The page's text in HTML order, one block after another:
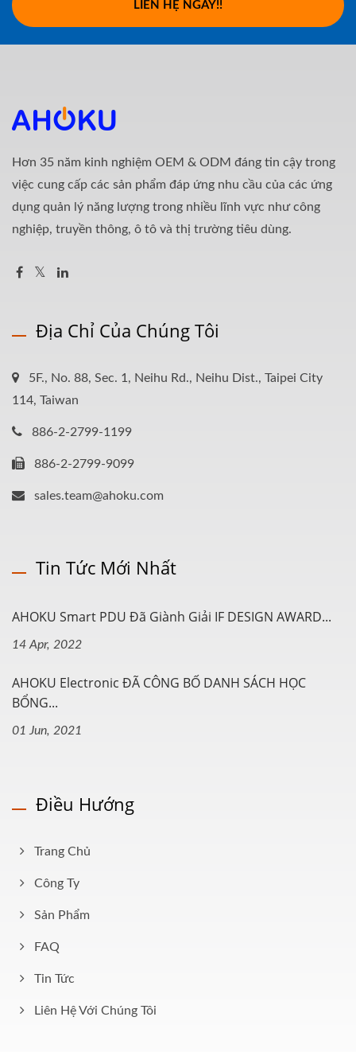
LIÊN HỆ NGAY!!
Hơn 35 năm kinh nghiệm OEM & ODM đáng tin cậy trong
việc cung cấp các sản phẩm đáp ứng nhu cầu của các ứng
dụng quản lý năng lượng trong nhiều lĩnh vực như công
nghiệp, truyền thông, ô tô và thị trường tiêu dùng.
Địa Chỉ Của Chúng Tôi
5F., No. 88, Sec. 1, Neihu Rd., Neihu Dist., Taipei City
114, Taiwan
886-2-2799-1199
886-2-2799-9099
sales.team@ahoku.com
Tin Tức Mới Nhất
AHOKU Smart PDU Đã Giành Giải IF DESIGN AWARD...
14 Apr, 2022
AHOKU Electronic ĐÃ CÔNG BỐ DANH SÁCH HỌC
BỔNG...
01 Jun, 2021
Điều Hướng
Trang Chủ
Công Ty
Sản Phẩm
FAQ
Tin Tức
Liên Hệ Với Chúng Tôi